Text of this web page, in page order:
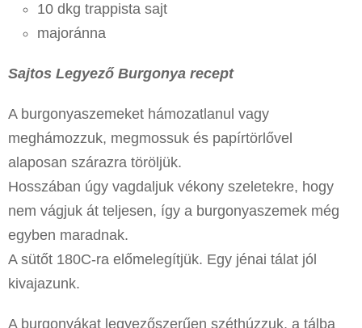
10 dkg trappista sajt
majoránna
Sajtos Legyező Burgonya recept
A burgonyaszemeket hámozatlanul vagy
meghámozzuk, megmossuk és papírtörlővel
alaposan szárazra töröljük.
Hosszában úgy vagdaljuk vékony szeletekre, hogy
nem vágjuk át teljesen, így a burgonyaszemek még
egyben maradnak.
A sütőt 180C-ra előmelegítjük. Egy jénai tálat jól
kivajazunk.
A burgonyákat legyezőszerűen széthúzzuk, a tálba